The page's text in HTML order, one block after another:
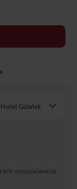
Gdańsk
wyszukiwania.